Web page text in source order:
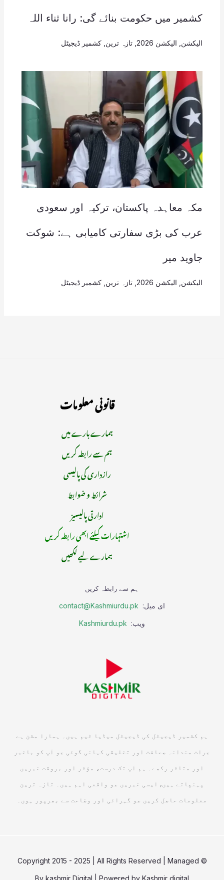
کشمیر میں حکومت بنائے گی: رانا ثناء اللہ
الیکشن الیکشن 2026 , تازہ ترین کشمیر ڈیجیٹل
مکہ معاہدہ پاکستان، ترکیہ اور سعودی
عرب کی بڑی سفارتی کامیابی ہے: شوکت
جاوید میر
الیکشن الیکشن 2026 , تازہ ترین کشمیر ڈیجیٹل
قانونی معلومات
ہمارے بارے میں
ہم سے رابطہ کریں
رازداری کی پالیسی
شرائط و ضوابط
ادارتی پالیسیز
اشتہارات کیلئے ابھی رابطہ کریں
ہمارے لیے لکھیں
ہم سے رابطہ کریں
ای میل: contact@Kashmiurdu.pk
ویب: Kashmiurdu.pk
ہم کشمیر ڈیجیٹل کی ڈیجیٹل میڈیا ٹیم ہیں۔ ہمارا مشن ہے
جرات مندانہ صحافت اور تخلیقی کہانی گوئی جو آپ کو باخبر
اور متاثر رکھے۔ ہم آپ تک درست، مؤثر اور بروقت خبریں
پہنچاتے ہیں, ایسی خبریں جو واقعی اہم ہیں۔ تازہ ترین
معلومات حاصل کریں جو گہرائی اور وضاحت سے بھرپور ہوں۔
© Copyright 2015 - 2025 | All Rights Reserved | Managed
By kashmir Digital | Powered by Kashmir digital